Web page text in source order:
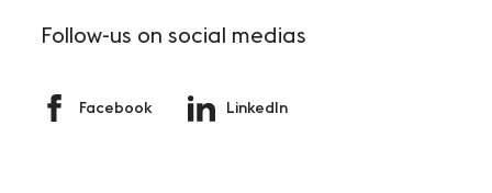
Follow-us on social medias
Facebook LinkedIn